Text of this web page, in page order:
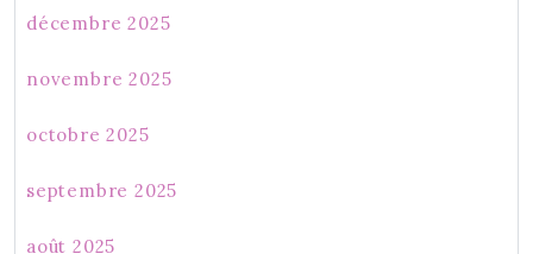
décembre 2025
novembre 2025
octobre 2025
septembre 2025
août 2025